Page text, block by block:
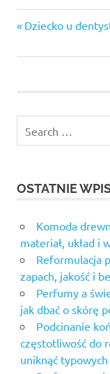
Nawigacja
wpisu
Previous
Dziecko u
OSTATNIE
Komoda
materiał, układ i
Reformulacja
zapach, jakość i
Perfumy a
jak dbać o skórę
Podcinanie
częstotliwość do
uniknąć